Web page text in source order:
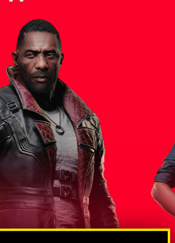
опытом,
проявлял себя во время
Он умеет